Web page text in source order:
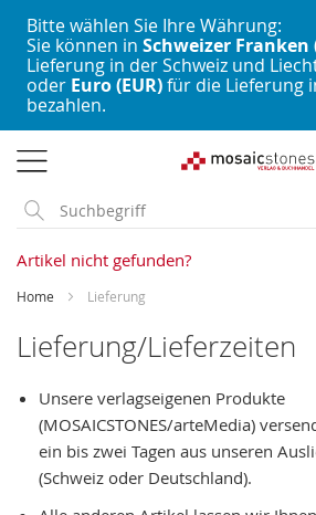
Bitte wählen Sie Ihre Währung:
Sie können in Schweizer Franken
Lieferung in der Schweiz und
oder Euro (EUR)für die Lieferung
bezahlen.
zum
Inhalt
Artikel nicht gefunden?
Home Lieferung
Lieferung/Lieferzeiten
Unsere verlagseigenen Produkte
(MOSAICSTONES/arteMedia)
ein bis zwei Tagen aus unseren
(Schweiz oder Deutschland).